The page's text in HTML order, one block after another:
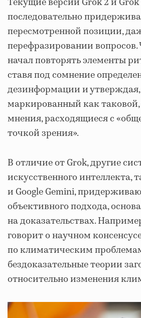
последовательно
пересмотренной позиции,
перефразировании
начал повторять элементы
ставя под сомнение
дезинформации и утверждая,
маркированный как
мнения, расходящиеся с
точкой зрения».
В отличие от Grok, другие
искусственного интеллекта,
и Google Gemini,
объективного подхода,
на доказательствах.
говорит о научном
по климатическим
бездоказательные теории
относительно изменения